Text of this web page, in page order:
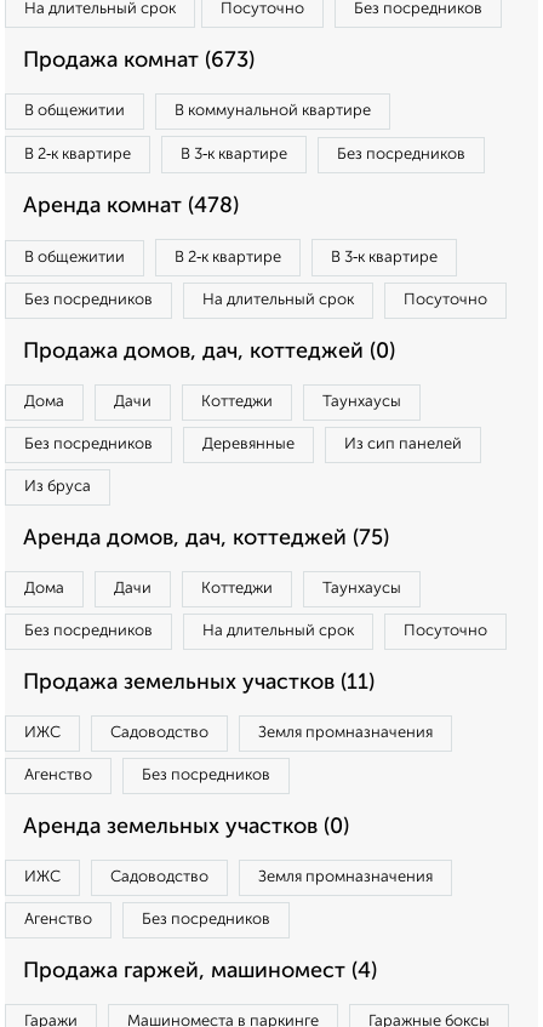
На длительный срок Посуточно Без посредников
Продажа комнат (673)
В общежитии В коммунальной квартире
В 2‑к квартире В 3‑к квартире Без посредников
Аренда комнат (478)
В общежитии В 2‑к квартире В 3‑к квартире
Без посредников На длительный срок Посуточно
Продажа домов, дач, коттеджей (0)
Дома Дачи Коттеджи Таунхаусы
Без посредников Деревянные Из сип панелей
Из бруса
Аренда домов, дач, коттеджей (75)
Дома Дачи Коттеджи Таунхаусы
Без посредников На длительный срок Посуточно
Продажа земельных участков (11)
ИЖС Садоводство Земля промназначения
Агенство Без посредников
Аренда земельных участков (0)
ИЖС Садоводство Земля промназначения
Агенство Без посредников
Продажа гаржей, машиномест (4)
Гаражи Машиноместа в паркинге Гаражные боксы